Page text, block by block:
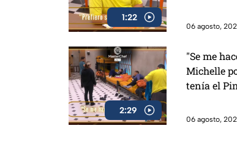
1:22
06 agosto,
2:29
"Se me
Michelle
tenía el
06 agosto,